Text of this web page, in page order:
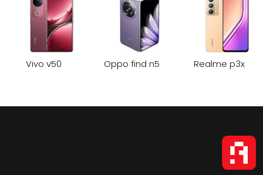
Realme p3x
Oppo find n5
Vivo v50